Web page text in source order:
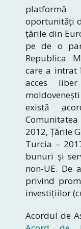
platformă
oportunități
țările din
pe de o
Republica
care a intrat
acces
există
2012, Țările
Turcia –
bunuri și
non-UE. De
privind
investițiilor
Acordul de